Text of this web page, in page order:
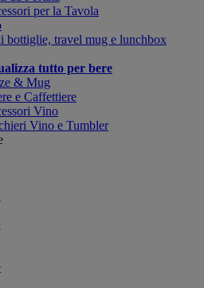
per la Tavola
bottiglie, travel mug e lunchbox
tutto per bere
& Mug
e Caffettiere
Vino
Vino e Tumbler